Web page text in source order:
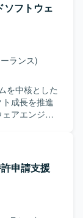
ソフトウェ
ランス)
を中核とした
成長を推進
アエンジニ
当いただき
3Dモデルビ
GCPによる
築、ML/AI
・運用など
が高い課題
申請支援